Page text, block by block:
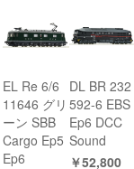
EL Re 6/6
11646 グリ
ーン SBB
Cargo Ep5
Ep6
DL BR 232
592-6 EBS
Ep6 DCC
Sound
￥52,800